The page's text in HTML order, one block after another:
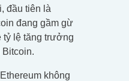
đầu tiên là
đang gầm gừ
tỷ lệ tăng trưởng
không